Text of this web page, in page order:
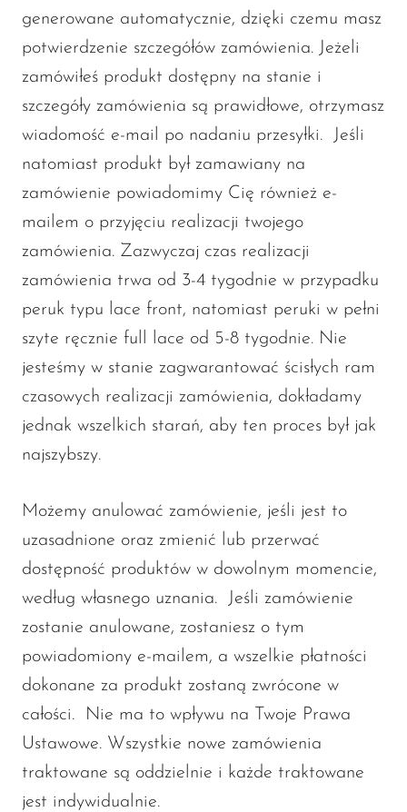
generowane automatycznie, dzięki czemu masz
potwierdzenie szczegółów zamówienia. Jeżeli
zamówiłeś produkt dostępny na stanie i
szczegóły zamówienia są prawidłowe, otrzymasz
wiadomość e-mail po nadaniu przesyłki. Jeśli
natomiast produkt był zamawiany na
zamówienie powiadomimy Cię również e-
mailem o przyjęciu realizacji twojego
zamówienia. Zazwyczaj czas realizacji
zamówienia trwa od 3-4 tygodnie w przypadku
peruk typu lace front, natomiast peruki w pełni
szyte ręcznie full lace od 5-8 tygodnie. Nie
jesteśmy w stanie zagwarantować ścisłych ram
czasowych realizacji zamówienia, dokładamy
jednak wszelkich starań, aby ten proces był jak
najszybszy.
Możemy anulować zamówienie, jeśli jest to
uzasadnione oraz zmienić lub przerwać
dostępność produktów w dowolnym momencie,
według własnego uznania. Jeśli zamówienie
zostanie anulowane, zostaniesz o tym
powiadomiony e-mailem, a wszelkie płatności
dokonane za produkt zostaną zwrócone w
całości. Nie ma to wpływu na Twoje Prawa
Ustawowe. Wszystkie nowe zamówienia
traktowane są oddzielnie i każde traktowane
jest indywidualnie.